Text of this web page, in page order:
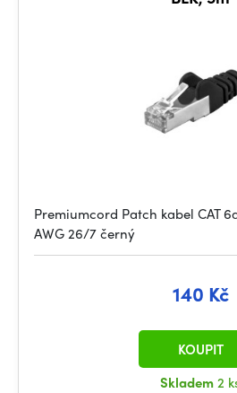
Premiumcord Patch kabel CAT
AWG 26/7 černý
140 Kč
Skladem2
KOUPIT